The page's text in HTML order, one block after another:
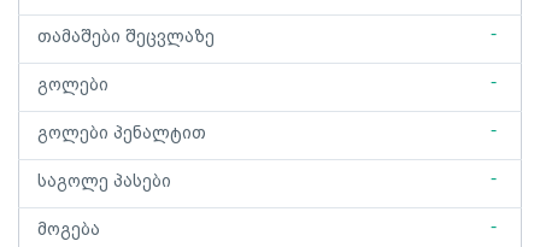
თამაშები შეცვლაზე -
გოლები -
გოლები პენალტით -
საგოლე პასები -
მოგება -